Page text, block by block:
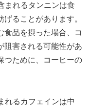
まれるタンニンは食
ることがあります。
食品を摂った場合、コ
阻害される可能性があ
つために、コーヒーの
れるカフェインは中